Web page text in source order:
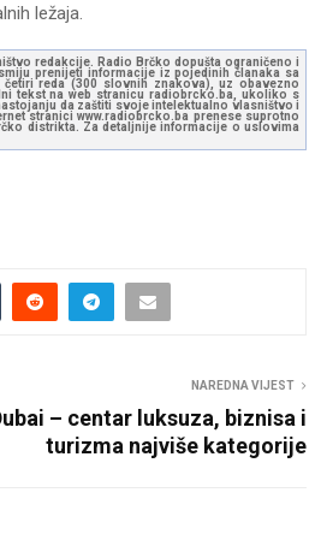
ležaja.
redakcije. Radio Brčko dopušta ograničeno i
prenijeti informacije iz pojedinih članaka sa
reda (300 slovnih znakova), uz obavezno
tekst na web stranicu radiobrcko.ba, ukoliko s
da zaštiti svoje intelektualno vlasništvo i
stranici www.radiobrcko.ba prenese suprotno
distrikta. Za detaljnije informacije o uslovima
NAREDNA VIJEST
– centar luksuza, biznisa i
turizma najviše kategorije